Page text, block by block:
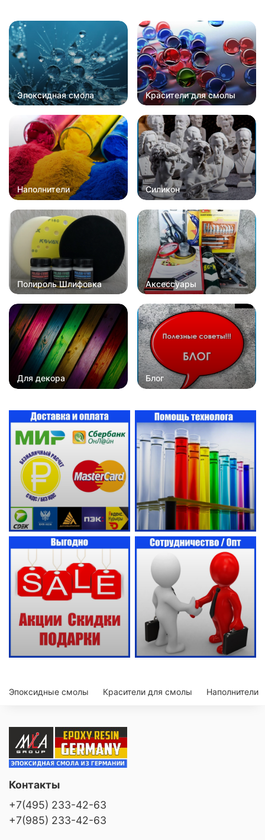
Эпоксидная смола Красители для смолы
Наполнители Силикон
Полироль Шлифовка Аксессуары
Для декора Блог
Эпоксидные смолы Красители для смолы Наполнители
Контакты
+7(495) 233-42-63
+7(985) 233-42-63